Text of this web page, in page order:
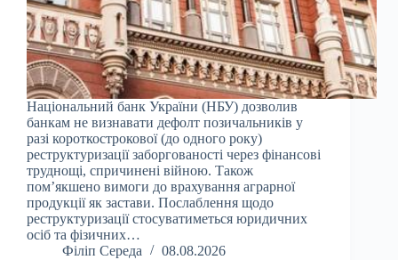
Національний банк України (НБУ) дозволив
банкам не визнавати дефолт позичальників у
разі короткострокової (до одного року)
реструктуризації заборгованості через фінансові
труднощі, спричинені війною. Також
пом’якшено вимоги до врахування аграрної
продукції як застави. Послаблення щодо
реструктуризації стосуватиметься юридичних
осіб та фізичних…
Філіп Середа
08.08.2026